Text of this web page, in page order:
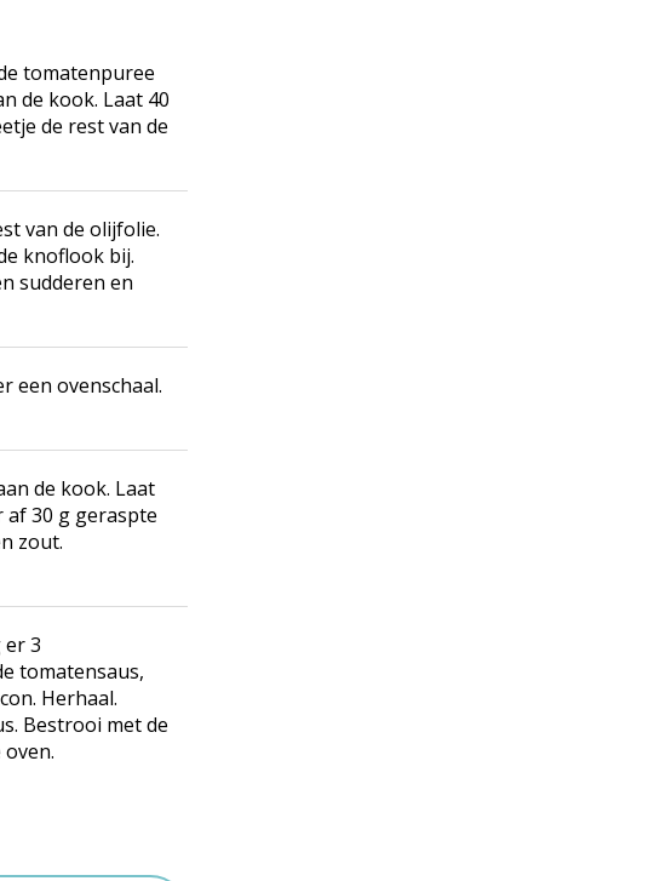
tomatenpuree
de kook. Laat 40
de rest van de
van de olijfolie.
knoflook bij.
sudderen en
een ovenschaal.
de kook. Laat
af 30 g geraspte
zout.
er 3
tomatensaus,
Herhaal.
Bestrooi met de